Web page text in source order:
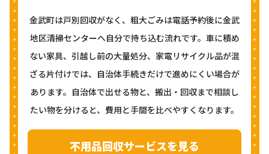
金武町は戸別回収がなく、粗大ごみは電話予約後に金武
地区清掃センターへ自分で持ち込む流れです。車に積め
ない家具、引越し前の大量処分、家電リサイクル品が混
ざる片付けでは、自治体手続きだけで進めにくい場合が
あります。自治体で出せる物と、搬出・回収まで相談し
たい物を分けると、費用と手間を比べやすくなります。
不用品回収サービスを見る